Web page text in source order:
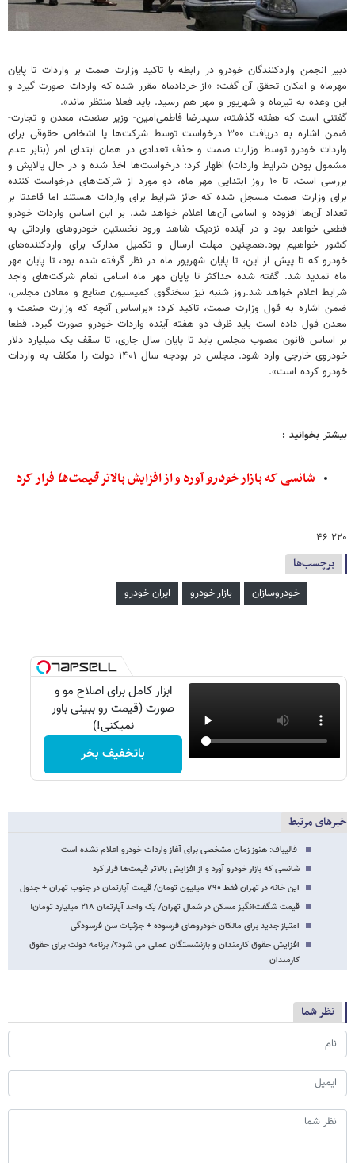
دبیر انجمن واردکنندگان خودرو در رابطه با تاکید وزارت صمت بر واردات تا پایان
مهرماه و امکان تحقق آن گفت: «از خردادماه مقرر شده که واردات صورت گیرد و
این وعده به تیرماه و شهریور و مهر هم رسید. باید فعلا منتظر ماند».
گفتنی است که هفته گذشته، سیدرضا فاطمی‌امین- وزیر صنعت، معدن و تجارت-
ضمن اشاره به دریافت ۳۰۰ درخواست توسط شرکت‌ها یا اشخاص حقوقی برای
واردات خودرو توسط وزارت صمت و حذف تعدادی در همان ابتدای امر (بنابر عدم
مشمول بودن شرایط واردات) اظهار کرد: درخواست‌ها اخذ شده و در حال پالایش و
بررسی است. تا ۱۰ روز ابتدایی مهر ماه، دو مورد از شرکت‌های درخواست کننده
برای وزارت صمت مسجل شده که حائز شرایط برای واردات هستند اما قاعدتا بر
تعداد آن‌ها افزوده و اسامی آن‌ها اعلام خواهد شد. بر این اساس واردات خودرو
قطعی خواهد بود و در آینده نزدیک شاهد ورود نخستین خودروهای وارداتی به
کشور خواهیم بود.همچنین مهلت ارسال و تکمیل مدارک برای واردکننده‌های
خودرو که تا پیش از این، تا پایان شهریور ماه در نظر گرفته شده بود، تا پایان مهر
ماه تمدید شد. گفته شده حداکثر تا پایان مهر ماه اسامی تمام شرکت‌های واجد
شرایط اعلام خواهد شد.روز شنبه نیز سخنگوی کمیسیون صنایع و معادن مجلس،
ضمن اشاره به قول وزارت صمت، تاکید کرد: «براساس آنچه که وزارت صنعت و
معدن قول داده است باید ظرف دو هفته آینده واردات خودرو صورت گیرد. قطعا
بر اساس قانون مصوب مجلس باید تا پایان سال جاری، تا سقف یک میلیارد دلار
خودروی خارجی وارد شود. مجلس در بودجه سال ۱۴۰۱ دولت را مکلف به واردات
خودرو کرده است».
بیشتر بخوانید :
شانسی که بازارخودروآورد و از افزایش بالاترقیمت‌ها فرار کرد
۲۲۰ ۴۶
برچسب‌ها
خودروسازان بازار خودرو ایران خودرو
ابزار کامل برای اصلاح مو و
صورت (قیمت رو ببینی باور
نمیکنی!)
باتخفیف بخر
خبرهای مرتبط
قالیباف: هنوز زمان مشخصی برای آغاز واردات خودرو اعلام نشده است
شانسی که بازار خودرو آورد و از افزایش بالاتر قیمت‌ها فرار کرد
این خانه در تهران فقط ۷۹۰ میلیون تومان/ قیمت آپارتمان در جنوب تهران + جدول
قیمت‌ شگفت‌انگیز مسکن در شمال تهران/ یک واحد آپارتمان ۲۱۸ میلیارد تومان!
امتیاز جدید برای مالکان خودروهای فرسوده + جزئیات سن فرسودگی
افزایش حقوق کارمندان و بازنشستگان عملی می شود؟/ برنامه دولت برای حقوق
کارمندان
نظر شما